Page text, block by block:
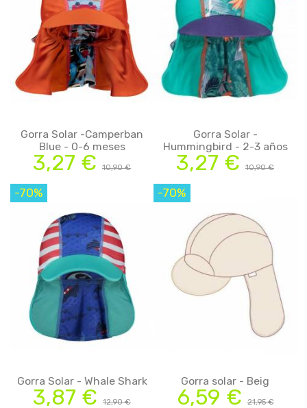
Gorra Solar -Camperban
Blue - 0-6 meses
3,27 € 10,90 €
Gorra Solar -
Hummingbird - 2-3 años
3,27 € 10,90 €
-70%
Gorra Solar - Whale Shark
3,87 € 12,90 €
-70%
Gorra solar - Beig
6,59 €21,95 €